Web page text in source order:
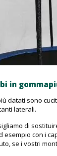
in
datati sono
laterali.
di
esempio con i
se i vostri